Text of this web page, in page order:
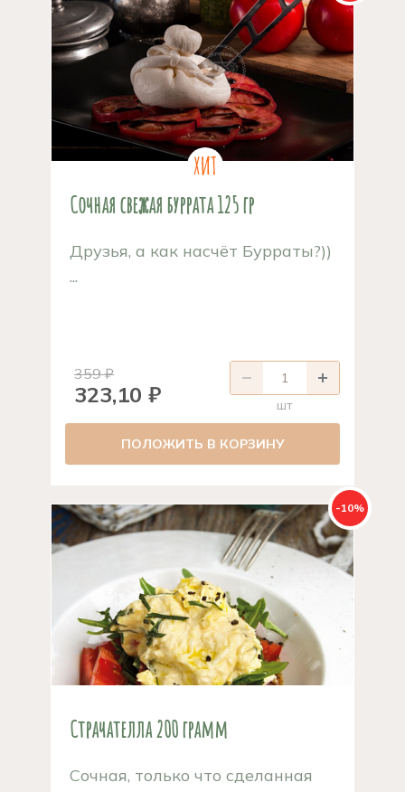
Сочная свежая буррата 125 гр
Друзья, а как насчёт Бурраты?))
...
359 ₽
323,10 ₽ шт
ПОЛОЖИТЬ В КОРЗИНУ
-10%
Страчателла 200 грамм
Сочная, только что сделанная